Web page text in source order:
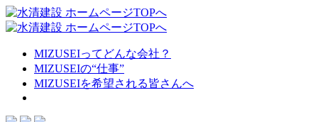
MIZUSEIってどんな会社？
MIZUSEIの“仕事”
MIZUSEIを希望される皆さんへ